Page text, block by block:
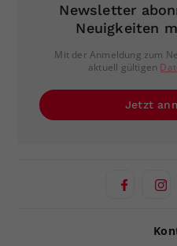
Newsletter
Neuigkeiten
Mit der Anmeldung zum
aktuell gültigen
Jetzt